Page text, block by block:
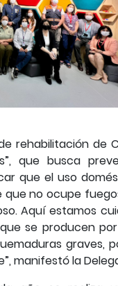
rehabilitación de
que busca
que el uso
no ocupe
Aquí estamos
se producen
graves,
manifestó la